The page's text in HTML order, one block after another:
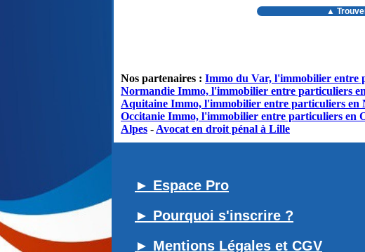
▲
Nos partenaires : Immo du Var, l'immobilier entre
Normandie Immo, l'immobilier entre particuliers
Aquitaine Immo, l'immobilier entre particuliers en
Occitanie Immo, l'immobilier entre particuliers en
Alpes - Avocat en droit pénal à Lille
► Espace Pro
► Pourquoi s'inscrire ?
► Mentions Légales et CGV